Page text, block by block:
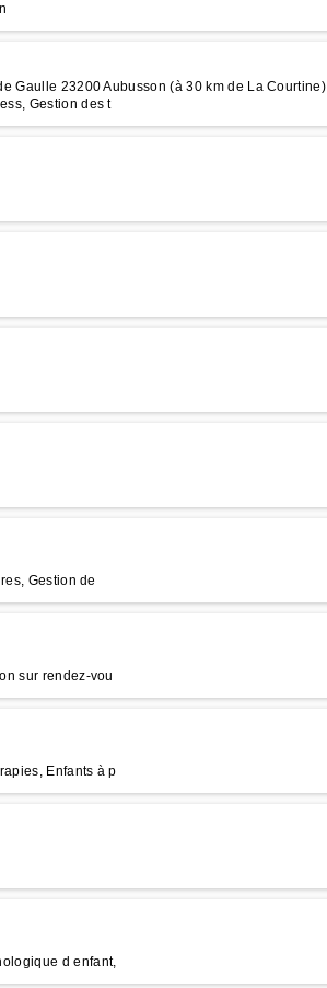
Gaulle 23200 Aubusson (à 30 km de La Courtine)
Gestion des t
Gestion de
sur rendez-vou
Enfants à p
d enfant,